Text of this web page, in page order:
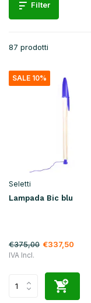
Filter
87 prodotti
SALE 10%
Seletti
Lampada Bic blu
€375,00 €337,50
IVA Incl.